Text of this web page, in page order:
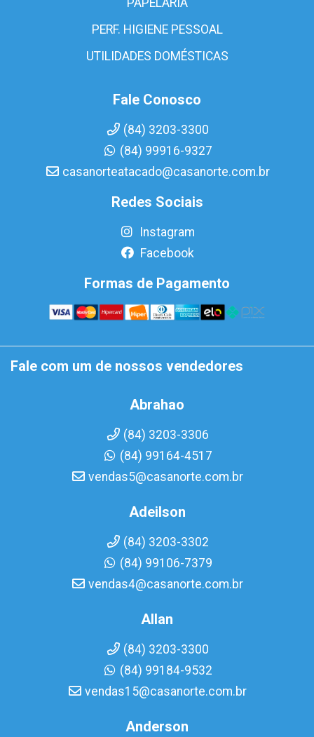
PAPELARIA
PERF. HIGIENE PESSOAL
UTILIDADES DOMÉSTICAS
Fale Conosco
(84) 3203-3300
(84) 99916-9327
casanorteatacado@casanorte.com.br
Redes Sociais
Instagram
Facebook
Formas de Pagamento
Fale com um de nossos vendedores
Abrahao
(84) 3203-3306
(84) 99164-4517
vendas5@casanorte.com.br
Adeilson
(84) 3203-3302
(84) 99106-7379
vendas4@casanorte.com.br
Allan
(84) 3203-3300
(84) 99184-9532
vendas15@casanorte.com.br
Anderson